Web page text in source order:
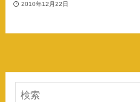
2010年12月22日